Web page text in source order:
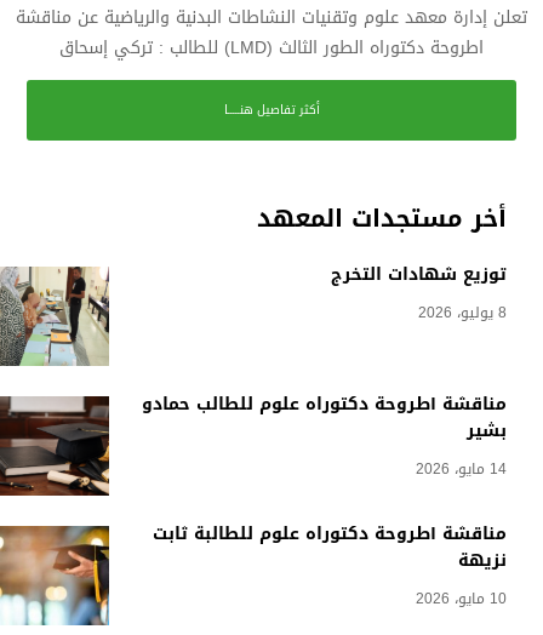
أخر مستجدات المعهد
توزيع شهادات التخرج
8 يوليو، 2026
مناقشة أطروحة دكتوراه علوم للطالب حمادو
بشير
14 مايو، 2026
مناقشة أطروحة دكتوراه علوم للطالبة ثابت
نزيهة
10 مايو، 2026
تعلن إدارة معهد علوم وتقنيات النشاطات البدنية والرياضية عن مناقشة
اطروحة دكتوراه الطور الثالث (LMD) للطالب : تركي إسحاق
أكثر تفاصيل هنـــــا